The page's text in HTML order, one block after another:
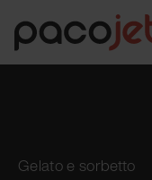
Gelato e sorbetto